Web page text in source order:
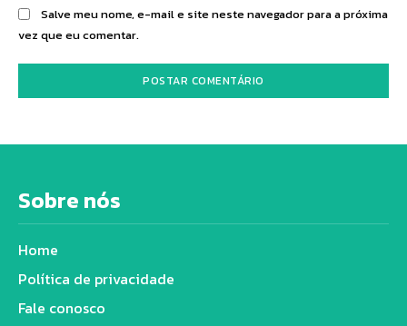
Salve meu nome, e-mail e site neste navegador para a próxima
vez que eu comentar.
Sobre nós
Home
Política de privacidade
Fale conosco